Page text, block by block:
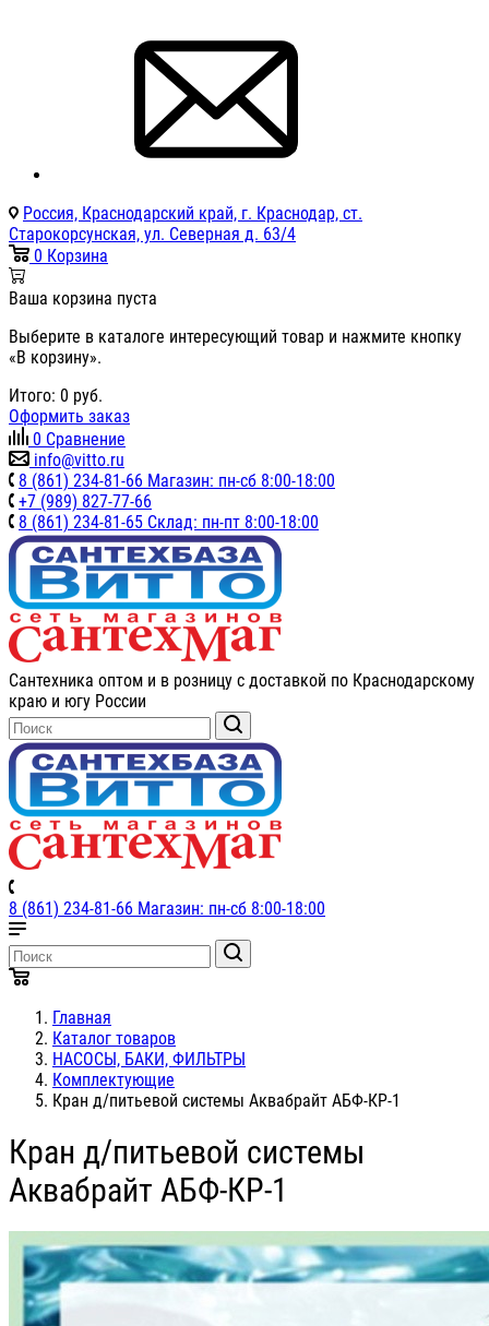
Россия, Краснодарский край, г. Краснодар, ст.
Старокорсунская, ул. Северная д. 63/4
0 Корзина
Ваша корзина пуста
Выберите в каталоге интересующий товар и нажмите кнопку
«В корзину».
Итого: 0 руб.
Оформить заказ
0 Сравнение
info@vitto.ru
8 (861) 234-81-66 Магазин: пн-сб 8:00-18:00
+7 (989) 827-77-66
8 (861) 234-81-65 Склад: пн-пт 8:00-18:00
Сантехника оптом и в розницу с доставкой по Краснодарскому
краю и югу России
8 (861) 234-81-66 Магазин: пн-сб 8:00-18:00
Главная
Каталог товаров
НАСОСЫ, БАКИ, ФИЛЬТРЫ
Комплектующие
Кран д/питьевой системы Аквабрайт АБФ-КР-1
Кран д/питьевой системы
Аквабрайт АБФ-КР-1